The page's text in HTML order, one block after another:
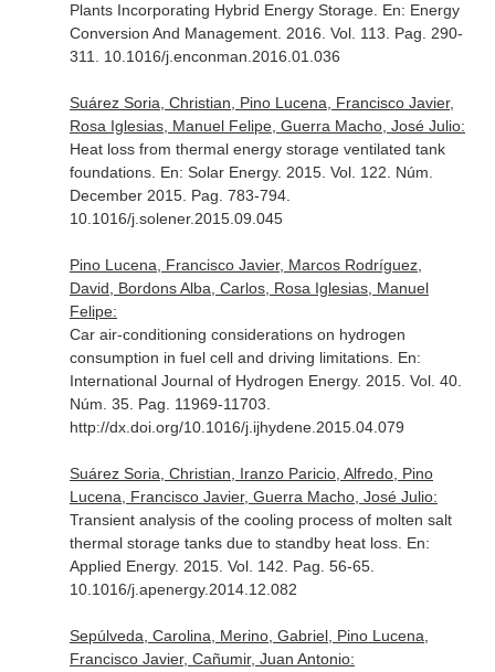
Plants Incorporating Hybrid Energy Storage. En: Energy
Conversion And Management. 2016. Vol. 113. Pag. 290-
311. 10.1016/j.enconman.2016.01.036
Suárez Soria, Christian, Pino Lucena, Francisco Javier,
Rosa Iglesias, Manuel Felipe, Guerra Macho, José Julio:
Heat loss from thermal energy storage ventilated tank
foundations. En: Solar Energy. 2015. Vol. 122. Núm.
December 2015. Pag. 783-794.
10.1016/j.solener.2015.09.045
Pino Lucena, Francisco Javier, Marcos Rodríguez,
David, Bordons Alba, Carlos, Rosa Iglesias, Manuel
Felipe:
Car air-conditioning considerations on hydrogen
consumption in fuel cell and driving limitations. En:
International Journal of Hydrogen Energy. 2015. Vol. 40.
Núm. 35. Pag. 11969-11703.
http://dx.doi.org/10.1016/j.ijhydene.2015.04.079
Suárez Soria, Christian, Iranzo Paricio, Alfredo, Pino
Lucena, Francisco Javier, Guerra Macho, José Julio:
Transient analysis of the cooling process of molten salt
thermal storage tanks due to standby heat loss. En:
Applied Energy. 2015. Vol. 142. Pag. 56-65.
10.1016/j.apenergy.2014.12.082
Sepúlveda, Carolina, Merino, Gabriel, Pino Lucena,
Francisco Javier, Cañumir, Juan Antonio: